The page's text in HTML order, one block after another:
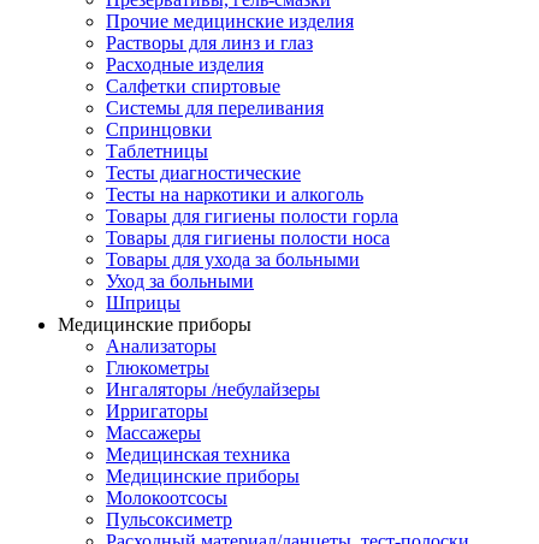
Прочие медицинские изделия
Растворы для линз и глаз
Расходные изделия
Салфетки спиртовые
Системы для переливания
Спринцовки
Таблетницы
Тесты диагностические
Тесты на наркотики и алкоголь
Товары для гигиены полости горла
Товары для гигиены полости носа
Товары для ухода за больными
Уход за больными
Шприцы
Медицинские приборы
Анализаторы
Глюкометры
Ингаляторы /небулайзеры
Ирригаторы
Массажеры
Медицинская техника
Медицинские приборы
Молокоотсосы
Пульсоксиметр